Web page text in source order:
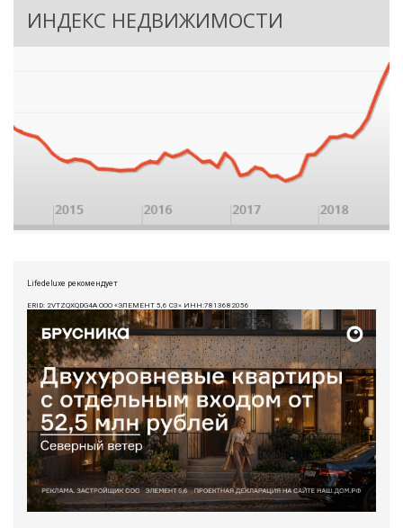
ИНДЕКС НЕДВИЖИМОСТИ
Lifedeluxe рекомендует
ERID: 2VTZQXQDG4A ООО «ЭЛЕМЕНТ 5,6 СЗ» ИНН:7813682056